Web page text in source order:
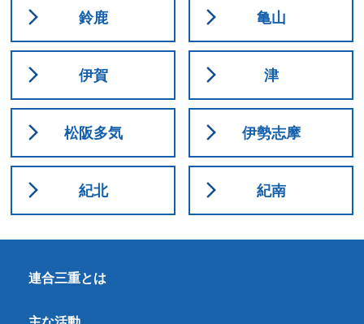
鈴鹿 亀山
伊賀 津
松阪多気 伊勢志摩
紀北 紀南
連合三重とは